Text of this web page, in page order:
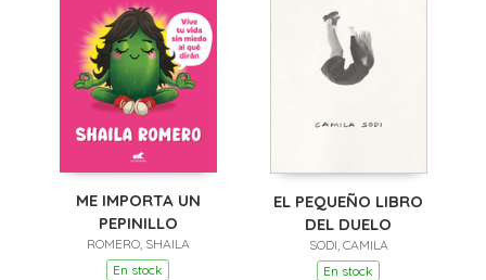
ME IMPORTA UN
PEPINILLO
ROMERO, SHAILA
En stock
EL PEQUEÑO LIBRO
DEL DUELO
SODI, CAMILA
En stock